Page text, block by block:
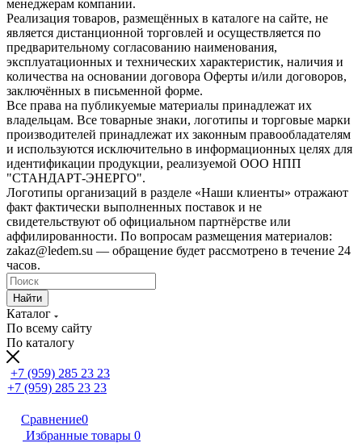
менеджерам компании.
Реализация товаров, размещённых в каталоге на сайте, не
является дистанционной торговлей и осуществляется по
предварительному согласованию наименования,
эксплуатационных и технических характеристик, наличия и
количества на основании договора Оферты и/или договоров,
заключённых в письменной форме.
Все права на публикуемые материалы принадлежат их
владельцам. Все товарные знаки, логотипы и торговые марки
производителей принадлежат их законным правообладателям
и используются исключительно в информационных целях для
идентификации продукции, реализуемой ООО НПП
"СТАНДАРТ-ЭНЕРГО".
Логотипы организаций в разделе «Наши клиенты» отражают
факт фактически выполненных поставок и не
свидетельствуют об официальном партнёрстве или
аффилированности. По вопросам размещения материалов:
zakaz@ledem.su — обращение будет рассмотрено в течение 24
часов.
Найти
Каталог
По всему сайту
По каталогу
+7 (959) 285 23 23
+7 (959) 285 23 23
Сравнение0
Избранные товары 0